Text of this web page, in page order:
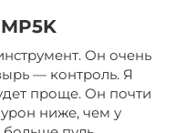
Он очень
— контроль. Я
проще. Он почти
ниже, чем у